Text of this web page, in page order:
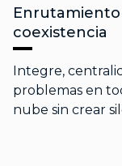
coexistencia
Integre,
problemas en
nube sin crear